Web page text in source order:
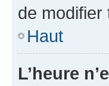
de
Haut
L’heure